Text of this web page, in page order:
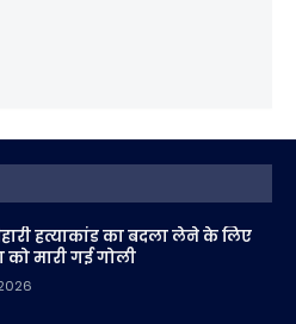
हत्याकांड का बदला लेने के लिए
मारी गई गोली